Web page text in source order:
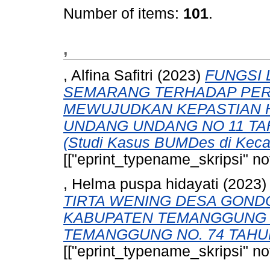
Number of items: 101.
,
, Alfina Safitri (2023) FUNGSI
SEMARANG TERHADAP
MEWUJUDKAN KEPASTIAN
UNDANG UNDANG NO 11
(Studi Kasus BUMDes di
[["eprint_typename_skripsi"
, Helma puspa hidayati (2023)
TIRTA WENING DESA
KABUPATEN
TEMANGGUNG NO. 74
[["eprint_typename_skripsi"